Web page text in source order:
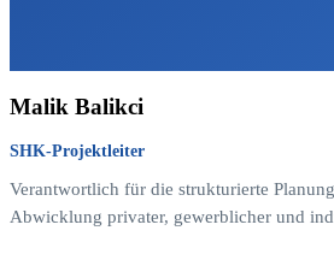
Malik Balikci
SHK-Projektleiter
Verantwortlich für die strukturierte
Abwicklung privater, gewerblicher und